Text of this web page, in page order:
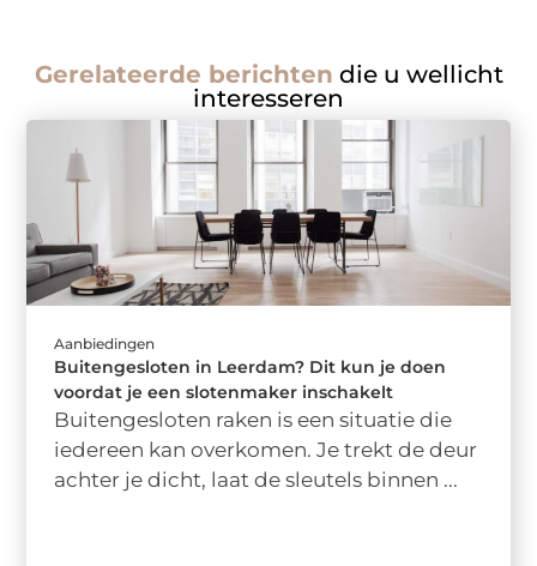
Gerelateerde berichten die u wellicht
interesseren
Aanbiedingen
Buitengesloten in Leerdam? Dit kun je doen
voordat je een slotenmaker inschakelt
Buitengesloten raken is een situatie die
iedereen kan overkomen. Je trekt de deur
achter je dicht, laat de sleutels binnen ...